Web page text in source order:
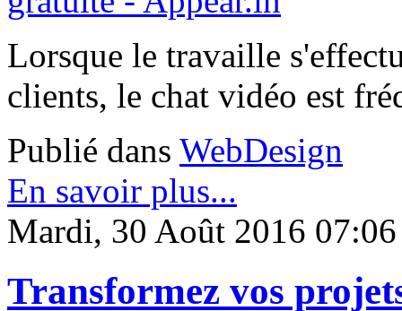
Lorsque le travaille
clients, le chat vidéo est
Publié dans WebDesign
En savoir plus...
Mardi, 30 Août 2016 07:06
Transformez vos